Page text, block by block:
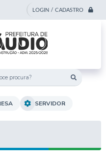
LOGIN / CADASTRO
SERVIDOR